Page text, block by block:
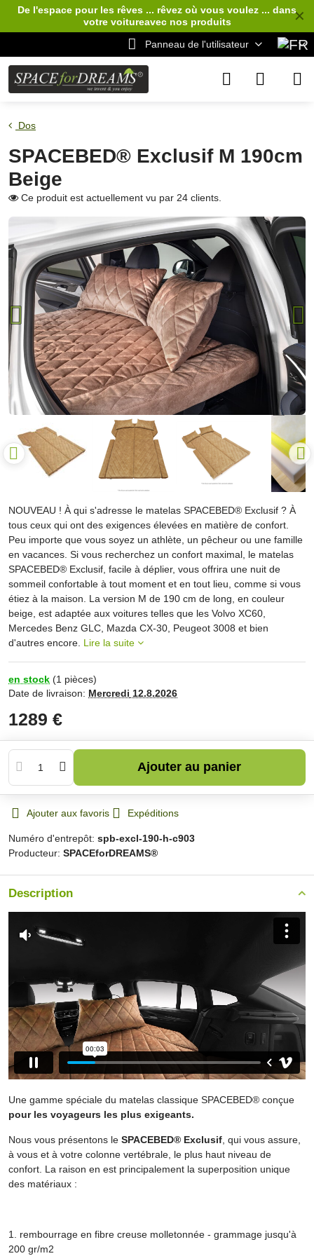
✕
De l'espace pour les rêves ... rêvez où vous voulez ... dans
votre voitureavec nos produits
Panneau de l'utilisateur
Dos
SPACEBED® Exclusif M 190cm
Beige
Ce produit est actuellement vu par 24 clients.
NOUVEAU ! À qui s'adresse le matelas SPACEBED® Exclusif ? À
tous ceux qui ont des exigences élevées en matière de confort.
Peu importe que vous soyez un athlète, un pêcheur ou une famille
en vacances. Si vous recherchez un confort maximal, le matelas
SPACEBED® Exclusif, facile à déplier, vous offrira une nuit de
sommeil confortable à tout moment et en tout lieu, comme si vous
étiez à la maison. La version M de 190 cm de long, en couleur
beige, est adaptée aux voitures telles que les Volvo XC60,
Mercedes Benz GLC, Mazda CX-30, Peugeot 3008 et bien
d'autres encore. Lire la suite
en stock (1 pièces)
Date de livraison: Mercredi 12.8.2026
1289 €
Ajouter au panier
Ajouter aux favoris Expéditions
Numéro d'entrepôt: spb-excl-190-h-c903
Producteur: SPACEforDREAMS®
Description
Une gamme spéciale du matelas classique SPACEBED® conçue
pour les voyageurs les plus exigeants.
Nous vous présentons le SPACEBED® Exclusif, qui vous assure,
à vous et à votre colonne vertébrale, le plus haut niveau de
confort. La raison en est principalement la superposition unique
des matériaux :
1. rembourrage en fibre creuse molletonnée - grammage jusqu'à
200 gr/m2